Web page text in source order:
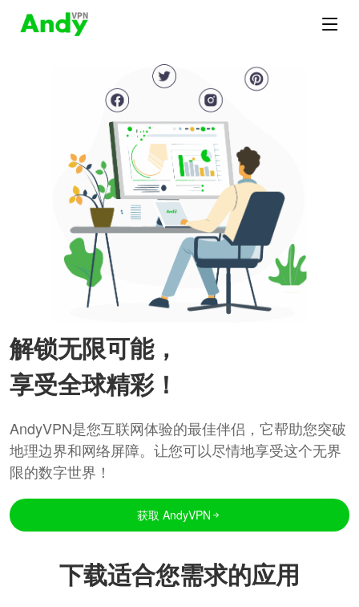
解锁无限可能，
享受全球精彩！
AndyVPN是您互联网体验的最佳伴侣，它帮助您突破
地理边界和网络屏障。让您可以尽情地享受这个无界
限的数字世界！
获取 AndyVPN
下载适合您需求的应用